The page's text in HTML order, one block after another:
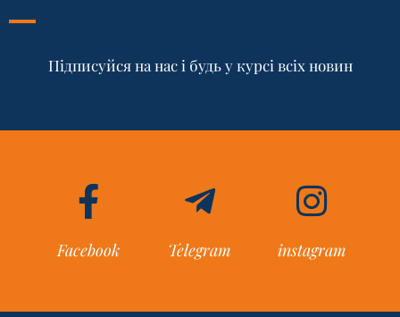
Підписуйся на нас і будь у курсі всіх новин
Facebook Telegram instagram